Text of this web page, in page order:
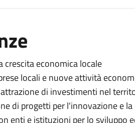
crescita economica locale
locali e nuove attività
di investimenti nel
di progetti per l'innovazione e
enti e istituzioni per lo sviluppo